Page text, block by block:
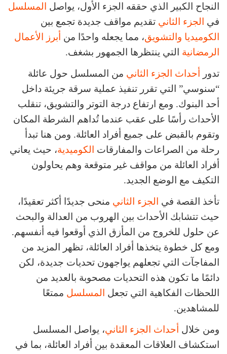
النجاح الكبير الذي حققه الجزء الأول، يواصل المسلسل
في الجزء الثاني تقديم مواقف جديدة تجمع بين
الكوميديا والتشويق، مما يجعله واحدًا من أبرز الأعمال
الرمضانية التي ينتظرها الجمهور بشغف.
تدور أحداث الجزء الثاني من المسلسل حول عائلة
“سنوسي” التي تقرر تنفيذ عملية سرقة جريئة داخل
أحد البنوك. ومع ارتفاع درجة التوتر والتشويق، تنقلب
الأحداث رأسًا على عقب عندما تُداهم الشرطة المكان
وتقوم بالقبض على جميع أفراد العائلة. ومن هنا تبدأ
رحلة من الصراعات والمفارقات الكوميدية، حيث يعاني
أفراد العائلة من مواقف غير متوقعة وهم يحاولون
التكيف مع الوضع الجديد.
تأخذ القصة في الجزء الثاني منحى جديدًا أكثر تعقيدًا،
حيث تتشابك الأحداث بين الهروب من العدالة والبحث
عن حلول للخروج من المأزق الذي أوقعوا فيه أنفسهم.
ومع كل خطوة يتخذها أفراد العائلة، تظهر المزيد من
المفاجآت التي تجعلهم يواجهون تحديات جديدة، لكن
دائمًا ما تكون هذه التحديات مصحوبة بالعديد من
اللحظات الفكاهية التي تجعل المسلسل ممتعًا
للمشاهدين.
ومن خلال أحداث الجزء الثاني، يواصل المسلسل
استكشاف العلاقات المعقدة بين أفراد العائلة، بما في